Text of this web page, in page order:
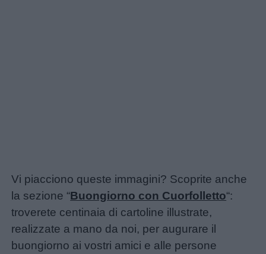
Vi piacciono queste immagini? Scoprite anche
la sezione “Buongiorno con Cuorfolletto“:
troverete centinaia di cartoline illustrate,
realizzate a mano da noi, per augurare il
buongiorno ai vostri amici e alle persone